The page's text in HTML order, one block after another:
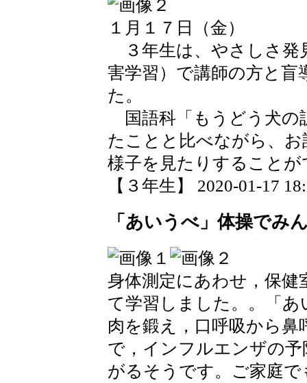
１月１７日（金）
３年生は、やさしさ発
害学習）で講師の方と
た。
国語科「もうどう犬の
たことと比べながら、
様子を見たりすること
【３年生】 2020-01-17
「あいうべ」体操でみ
身体測定にあわせ，保
て学習しました。。「
肉を鍛え，口呼吸から
で，インフルエンザの
がるそうです。ご家庭